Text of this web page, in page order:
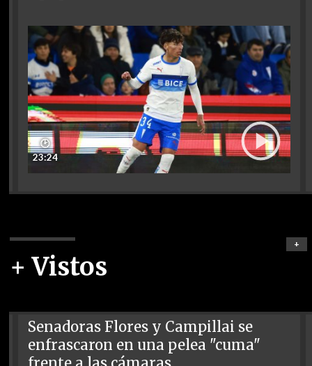
🕑
23:24
+ Vistos
+
Senadoras Flores y Campillai se
enfrascaron en una pelea "cuma"